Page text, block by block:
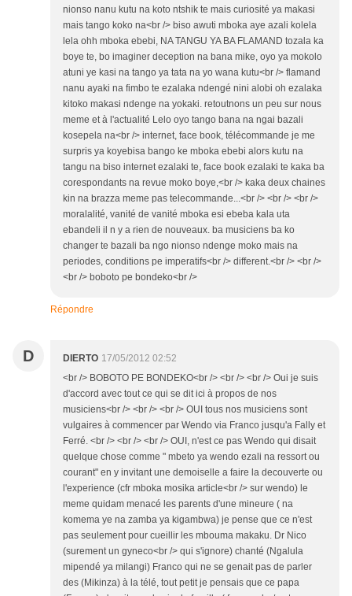
nionso nanu kutu na koto ntshik te mais curiosité ya makasi
mais tango koko na<br /> biso awuti mboka aye azali kolela
lela ohh mboka ebebi, NA TANGU YA BA FLAMAND tozala ka
boye te, bo imaginer deception na bana mike, oyo ya mokolo
atuni ye kasi na tango ya tata na yo wana kutu<br /> flamand
nanu ayaki na fimbo te ezalaka ndengé nini alobi oh ezalaka
kitoko makasi ndenge na yokaki. retoutnons un peu sur nous
meme et à l'actualité Lelo oyo tango bana na ngai bazali
kosepela na<br /> internet, face book, télécommande je me
surpris ya koyebisa bango ke mboka ebebi alors kutu na
tangu na biso internet ezalaki te, face book ezalaki te kaka ba
corespondants na revue moko boye,<br /> kaka deux chaines
kin na brazza meme pas telecommande...<br /> <br /> <br />
moralalité, vanité de vanité mboka esi ebeba kala uta
ebandeli il n y a rien de nouveaux. ba musiciens ba ko
changer te bazali ba ngo nionso ndenge moko mais na
periodes, conditions pe imperatifs<br /> different.<br /> <br />
<br /> boboto pe bondeko<br />
Répondre
D DIERTO 17/05/2012 02:52
<br /> BOBOTO PE BONDEKO<br /> <br /> <br /> Oui je suis
d'accord avec tout ce qui se dit ici à propos de nos
musiciens<br /> <br /> <br /> OUI tous nos musiciens sont
vulgaires à commencer par Wendo via Franco jusqu'a Fally et
Ferré. <br /> <br /> <br /> OUI, n'est ce pas Wendo qui disait
quelque chose comme " mbeto ya wendo ezali na ressort ou
courant" en y invitant une demoiselle a faire la decouverte ou
l'experience (cfr mboka mosika article<br /> sur wendo) le
meme quidam menacé les parents d'une mineure ( na
komema ye na zamba ya kigambwa) je pense que ce n'est
pas seulement pour cueillir les mbouma makaku. Dr Nico
(surement un gyneco<br /> qui s'ignore) chanté (Ngalula
mipendé ya milangi) Franco qui ne se genait pas de parler
des (Mikinza) à la télé, tout petit je pensais que ce papa